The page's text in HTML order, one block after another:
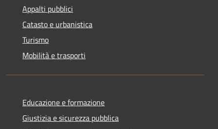
Appalti pubblici
Catasto e urbanistica
Turismo
Mobilità e trasporti
Educazione e formazione
Giustizia e sicurezza pubblica